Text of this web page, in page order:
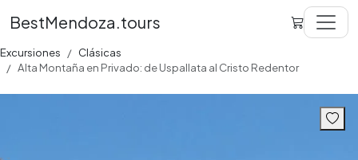
BestMendoza.tours
Excursiones
Clásicas
Alta Montaña en Privado: de Uspallata al Cristo Redentor